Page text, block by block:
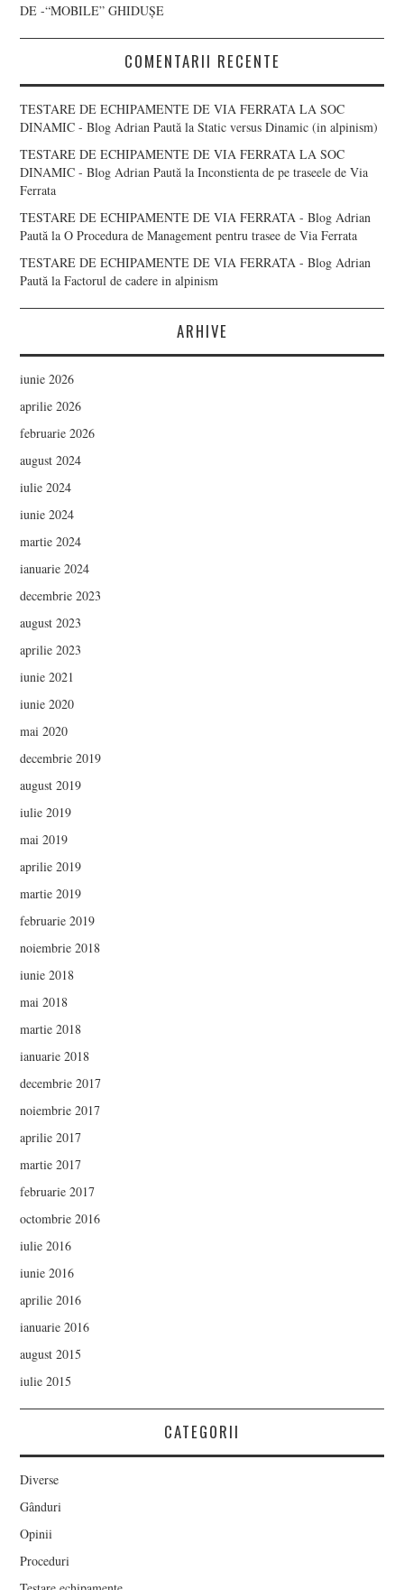
DE -“MOBILE” GHIDUȘE
COMENTARII RECENTE
TESTARE DE ECHIPAMENTE DE VIA FERRATA LA SOC
DINAMIC - Blog Adrian Paută laStatic versus Dinamic (in alpinism)
TESTARE DE ECHIPAMENTE DE VIA FERRATA LA SOC
DINAMIC - Blog Adrian Paută laInconstienta de pe traseele de Via
Ferrata
TESTARE DE ECHIPAMENTE DE VIA FERRATA - Blog Adrian
Paută laO Procedura de Management pentru trasee de Via Ferrata
TESTARE DE ECHIPAMENTE DE VIA FERRATA - Blog Adrian
Paută laFactorul de cadere in alpinism
ARHIVE
iunie 2026
aprilie 2026
februarie 2026
august 2024
iulie 2024
iunie 2024
martie 2024
ianuarie 2024
decembrie 2023
august 2023
aprilie 2023
iunie 2021
iunie 2020
mai 2020
decembrie 2019
august 2019
iulie 2019
mai 2019
aprilie 2019
martie 2019
februarie 2019
noiembrie 2018
iunie 2018
mai 2018
martie 2018
ianuarie 2018
decembrie 2017
noiembrie 2017
aprilie 2017
martie 2017
februarie 2017
octombrie 2016
iulie 2016
iunie 2016
aprilie 2016
ianuarie 2016
august 2015
iulie 2015
CATEGORII
Diverse
Gânduri
Opinii
Proceduri